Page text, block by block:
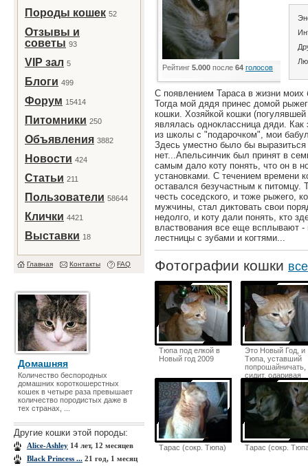
Породы кошек 52
Отзывы и
советы 93
VIP зал 5
Блоги 499
Форум 15414
Питомники 250
Объявления 3882
Новости 424
Статьи 211
Пользователи 58644
Клички 4421
Выставки 18
Главная Контакты FAQ
Домашняя
Количество беспородных
домашних короткошерстных
кошек в четыре раза превышает
количество породистых даже в
тех странах, ...
Другие кошки этой породы:
Alice-Ashley 14 лет, 12 месяцев
Black Princess ... 21 год, 1 месяц
Рейтинг 5.000 после 64 голосов
С появлением Тараса в жизни моих
Тогда мой дядя принес домой
кошки. Хозяйкой кошки
являлась одноклассница дяди. Как
из школы с "подарочком", мои
Здесь уместно было бы
нет...Апельсинчик был принят в
самым дало коту понять, что он в
установками. С течением времени
оставался безучастным к питомцу.
честь соседского, и тоже рыжего,
мужчины, стал диктовать свои
недолго, и коту дали понять, кто
властвования все еще всплывают -
лестницы с зубами и когтями...
Фотографии кошки
Тюпа под елкой в
Новый год 2009
Это Новый Год, и
Тюпа, уставший
попрошайничать,
сидит, одаривая
всех злобным
утомленным
взглядом.
Тарас (сокр. Тюпа) Тарас (сокр.